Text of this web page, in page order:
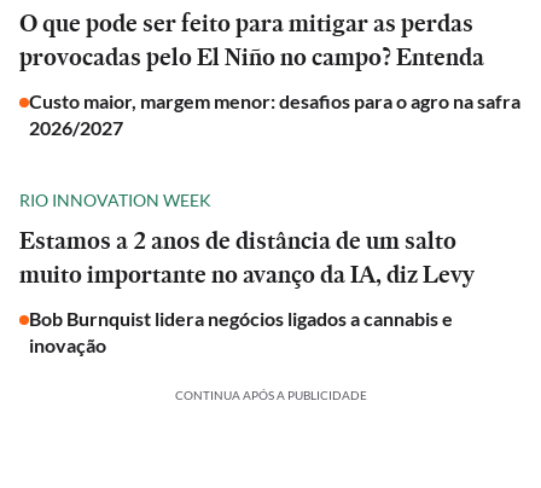
O que pode ser feito para mitigar as perdas
provocadas pelo El Niño no campo? Entenda
Custo maior, margem menor: desafios para o agro na safra
2026/2027
RIO INNOVATION WEEK
Estamos a 2 anos de distância de um salto
muito importante no avanço da IA, diz Levy
Bob Burnquist lidera negócios ligados a cannabis e
inovação
CONTINUA APÓS A PUBLICIDADE